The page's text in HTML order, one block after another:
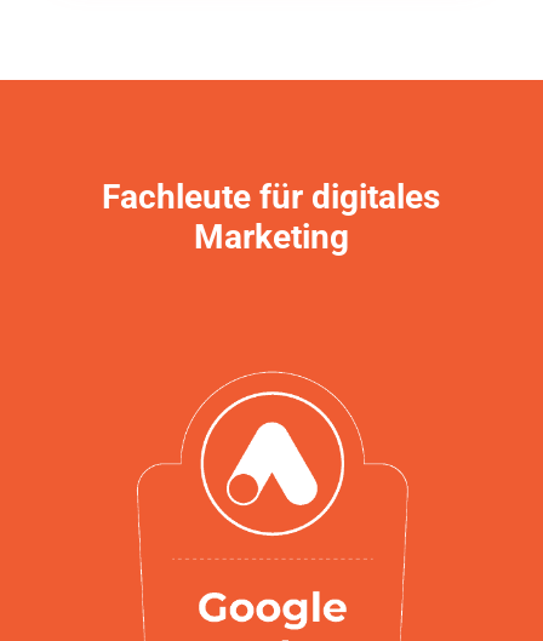
Fachleute für digitales
Marketing